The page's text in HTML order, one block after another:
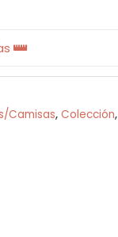
Camisas, Colección,